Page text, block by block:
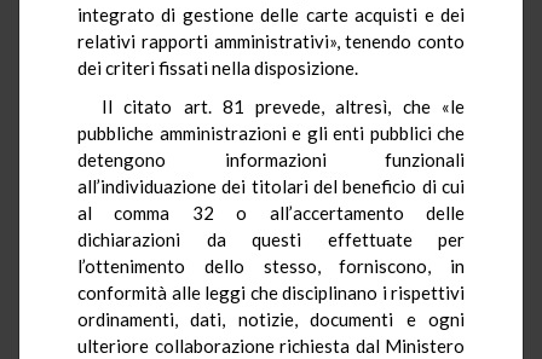
integrato di gestione delle carte acquisti e dei
relativi rapporti amministrativi», tenendo conto
dei criteri fissati nella disposizione.
Il citato art. 81 prevede, altresì, che «le
pubbliche amministrazioni e gli enti pubblici che
detengono informazioni funzionali
all’individuazione dei titolari del beneficio di cui
al comma 32 o all’accertamento delle
dichiarazioni da questi effettuate per
l’ottenimento dello stesso, forniscono, in
conformità alle leggi che disciplinano i rispettivi
ordinamenti, dati, notizie, documenti e ogni
ulteriore collaborazione richiesta dal Ministero